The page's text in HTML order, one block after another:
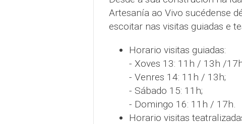
Artesanía ao Vivo sucédense
escoitar nas visitas guiadas e
Horario visitas guiadas:
- Xoves 13: 11h / 13h /
- Venres 14: 11h / 13h;
- Sábado 15: 11h;
- Domingo 16: 11h / 17h.
Horario visitas